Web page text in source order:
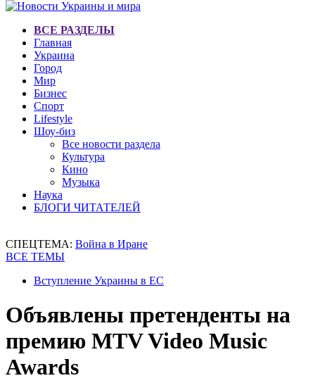
ВСЕ РАЗДЕЛЫ
Главная
Украина
Город
Мир
Бизнес
Спорт
Lifestyle
Шоу-биз
Все новости раздела
Культура
Кино
Музыка
Наука
БЛОГИ ЧИТАТЕЛЕЙ
СПЕЦТЕМА: Война в Иране
ВСЕ ТЕМЫ
Вступление Украины в ЕС
Объявлены претенденты на
премию MTV Video Music
Awards